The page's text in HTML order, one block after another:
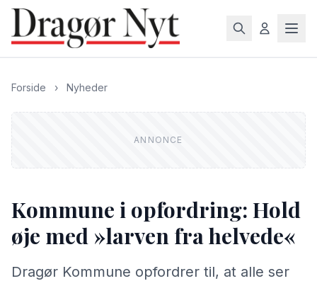
Forside › Nyheder
Kommune i opfordring: Hold
øje med »larven fra helvede«
Dragør Kommune opfordrer til, at alle ser